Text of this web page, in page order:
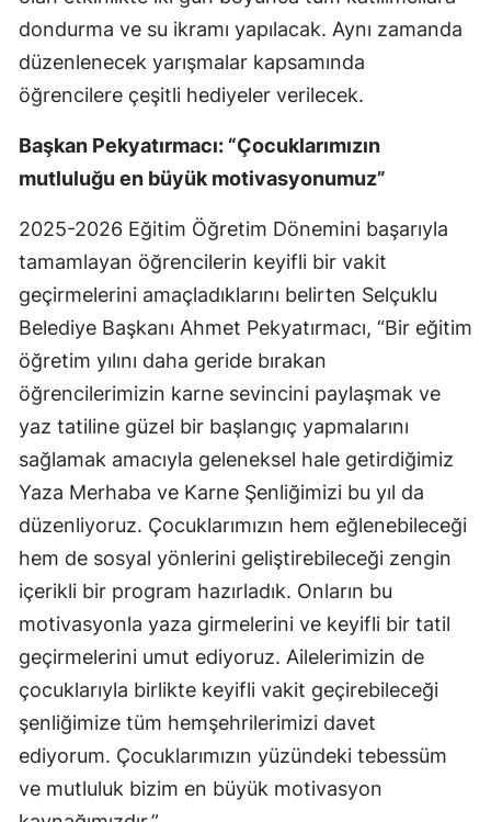
Kayseri
Kırklareli
Kırşehir
Kocaeli
Konya
Kütahya
Manisa
Kahramanmaraş
Mardin
Muğla
Muş
Nevşehir
Niğde
Ordu
Rize
dondurma ve su ikramı yapılacak. Aynı zamanda
düzenlenecek yarışmalar kapsamında
öğrencilere çeşitli hediyeler verilecek.
Başkan Pekyatırmacı: “Çocuklarımızın
mutluluğu en büyük motivasyonumuz”
2025-2026 Eğitim Öğretim Dönemini başarıyla
tamamlayan öğrencilerin keyifli bir vakit
geçirmelerini amaçladıklarını belirten Selçuklu
Belediye Başkanı Ahmet Pekyatırmacı, “Bir eğitim
öğretim yılını daha geride bırakan
öğrencilerimizin karne sevincini paylaşmak ve
yaz tatiline güzel bir başlangıç yapmalarını
sağlamak amacıyla geleneksel hale getirdiğimiz
Yaza Merhaba ve Karne Şenliğimizi bu yıl da
düzenliyoruz. Çocuklarımızın hem eğlenebileceği
hem de sosyal yönlerini geliştirebileceği zengin
içerikli bir program hazırladık. Onların bu
motivasyonla yaza girmelerini ve keyifli bir tatil
geçirmelerini umut ediyoruz. Ailelerimizin de
çocuklarıyla birlikte keyifli vakit geçirebileceği
şenliğimize tüm hemşehrilerimizi davet
ediyorum. Çocuklarımızın yüzündeki tebessüm
ve mutluluk bizim en büyük motivasyon